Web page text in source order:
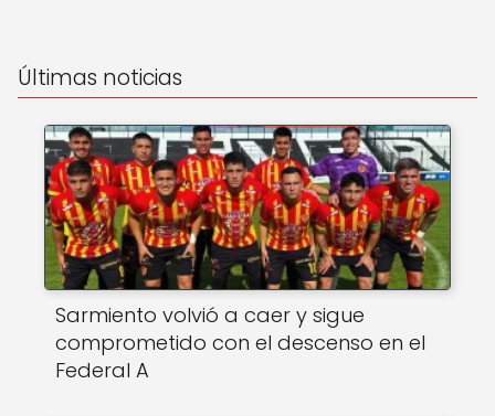
Últimas noticias
Sarmiento volvió a caer y sigue
comprometido con el descenso en el
Federal A